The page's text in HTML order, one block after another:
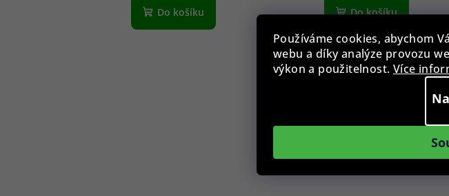
Používáme cookies, abychom
webu a díky analýze provozu
výkon a použitelnost. Více
Do košíku Do košíku